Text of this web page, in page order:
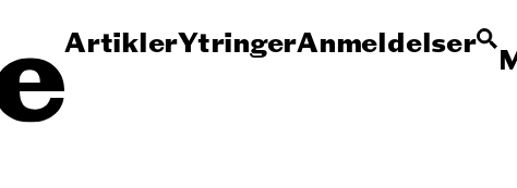
ArtiklerYtringerAnmeldelser